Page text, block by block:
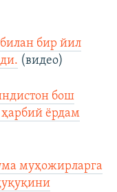
бир йил
(видео)
бош
ёрдам
муҳожирларга